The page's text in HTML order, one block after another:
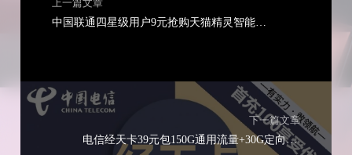
上一篇文章
中国联通四星级用户9元抢购天猫精灵智能音箱方糖3
下一篇文章
电信经天卡39元包150G通用流量+30G定向流量+通话0.1元/分钟